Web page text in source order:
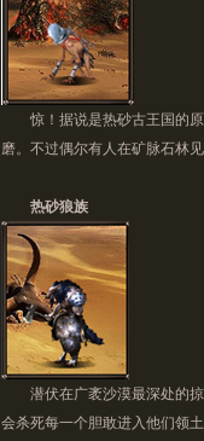
惊！据说是热砂古王国的原
磨。不过偶尔有人在矿脉石林
热砂狼族
潜伏在广袤沙漠最深处的掠
会杀死每一个胆敢进入他们领